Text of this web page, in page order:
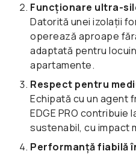
Funcționare ultra-
Datorită unei izolații
operează aproape
adaptată pentru
apartamente.
Respect pentru
Echipată cu un agent
EDGE PRO contribuie
sustenabil, cu impact
Performanță fiabilă